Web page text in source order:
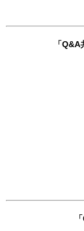
「